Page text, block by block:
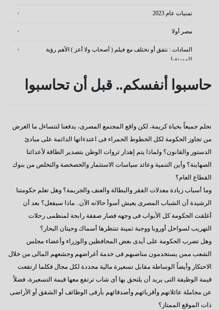
تمنيات عام 2023
مصر أولا
السادات : نتفق أو نختلف مع فيلم ( أصحاب ولا أعز ) الأهم رؤية
للمستقبل
كفانا إدانات
رسالة إلى النائب / على عبد العال
كورونا وأخواتها كشفوا هشاشة كيانات عربية كبرى
إفتكاسة أبو شقة إحدى عجائب وغرائب البرلمان
هذا هو المتوقع والمنتظر
إطلالة عام جديد
عجائب وغرائب مجلس النواب
تغييب القوى الوطنية
هل يطول الإنتظار ؟
السادات : رحيل مرسى كشف عن آفة مجتمعية خطيرة
إيران - ماذا ننتظر؟
حاسبوا أنفسكم.. قبل أن تحاسبوا
نحلم جميعاً بحياة كريمة، لكن واقع المجتمع المصرى، يدفعنا لنتساءل ما الغرض
من تجاوز الحكومة لكل الخطوط الحمراء فى اعتدءاتها الدائمة على مبادئ
الدستور والقانون؟ ولماذا يتم إهدار ثروات الوطن بتصدير الطاقة لأعدائنا
الصهاينة؟ وأين التنمية وعائد سياسات الاستثمار والخصخصة والتخلص من بنوك
القطاع العام؟
وما أسباب زيادة معدلات الفقر والبطالة والعنف والجريمة؟ وهل تعلم حكومتنا
الرشيدة أن الشباب المصرى يعيش أسوأ حالاته الآن.. ماذا سيفعل؟ بعد أن
أغلقت الحكومة كل الأبواب فى وجهه فصار صفقة رابحة لمنظمى رحلات
التهريب لسواحل أوروبا ووجبة ثمينة تنتظرها أسماك وحيتان البحار؟
وهل تضرب الحكومة على أيدى بعض المحافظين والوزراء وأعضاء مجلس
الشعب ممن يستخدمون مناصبهم فى خدمة أغراضهم وجشعهم المالى من خلال
الاحتكار وأيضاً الوساطة مقابل تسعيرة مالية محددة لكل مجال فكلما ارتفعت
قيمة الوظيفة التى يريد أن يلتحق بها أى شاب ترتفع معها قيمة التسعيرة، فضلاً
عن مجاملة عائلاتهم وأقربائهم وأصدقائهم بأرقى الوظائف أو الشقق أو الأراضى
ذات الموقع الممتاز؟